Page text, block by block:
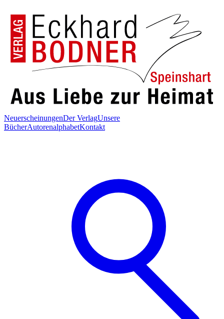
NeuerscheinungenDer VerlagUnsere
BücherAutorenalphabetKontakt